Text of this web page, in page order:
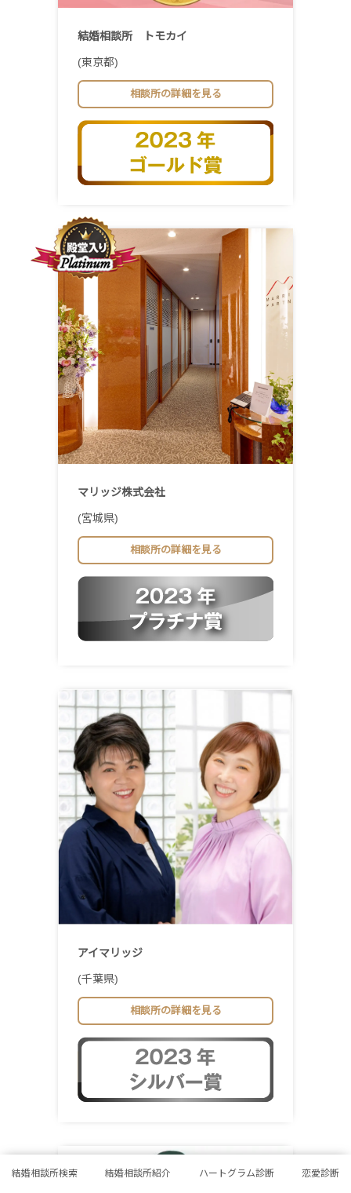
結婚相談所 トモカイ
(東京都)
相談所の詳細を見る
マリッジ株式会社
(宮城県)
相談所の詳細を見る
アイマリッジ
(千葉県)
相談所の詳細を見る
結婚相談所検索 結婚相談所紹介 ハートグラム診断 恋愛診断